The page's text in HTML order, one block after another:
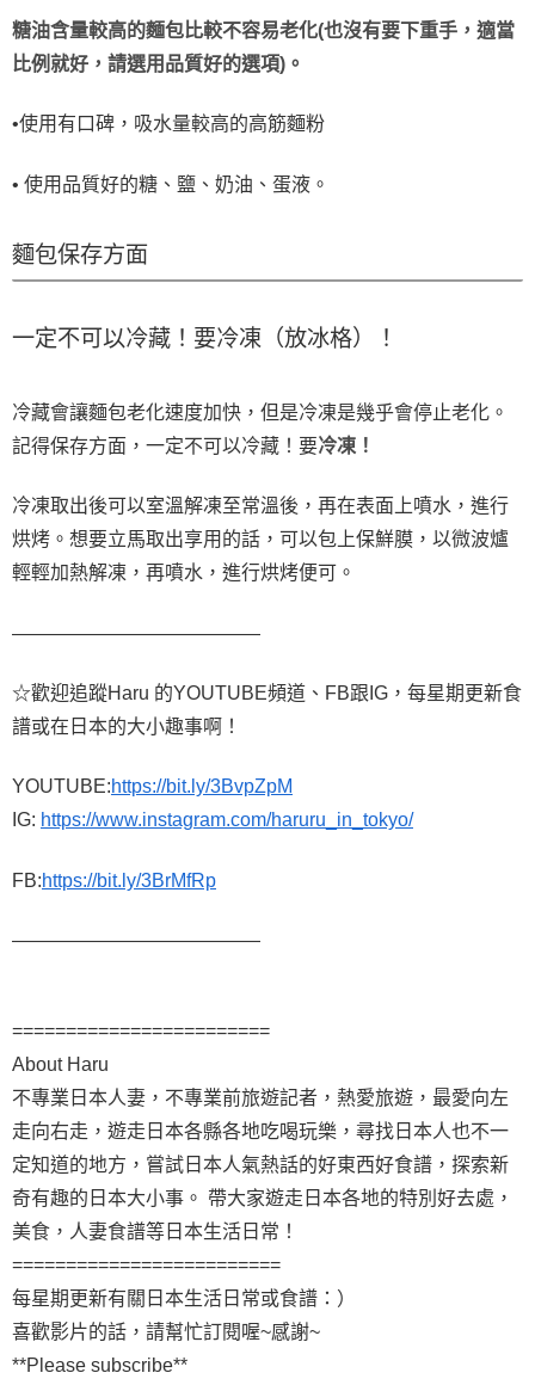
糖油含量較高的麵包比較不容易老化(也沒有要下重手，適當
比例就好，請選用品質好的選項)。
•使用有口碑，吸水量較高的高筋麵粉
• 使用品質好的糖、鹽、奶油、蛋液。
麵包保存方面
一定不可以冷藏！要冷凍（放冰格）！
冷藏會讓麵包老化速度加快，但是冷凍是幾乎會停止老化。
記得保存方面，一定不可以冷藏！要冷凍！
冷凍取出後可以室溫解凍至常溫後，再在表面上噴水，進行
烘烤。想要立馬取出享用的話，可以包上保鮮膜，以微波爐
輕輕加熱解凍，再噴水，進行烘烤便可。
—————————————
☆歡迎追蹤Haru 的YOUTUBE頻道、FB跟IG，每星期更新食
譜或在日本的大小趣事啊！
YOUTUBE:https://bit.ly/3BvpZpM
IG: https://www.instagram.com/haruru_in_tokyo/
FB:https://bit.ly/3BrMfRp
—————————————
========================
About Haru
不專業日本人妻，不專業前旅遊記者，熱愛旅遊，最愛向左
走向右走，遊走日本各縣各地吃喝玩樂，尋找日本人也不一
定知道的地方，嘗試日本人氣熱話的好東西好食譜，探索新
奇有趣的日本大小事。 帶大家遊走日本各地的特別好去處，
美食，人妻食譜等日本生活日常！
=========================
每星期更新有關日本生活日常或食譜：）
喜歡影片的話，請幫忙訂閱喔~感謝~
**Please subscribe**